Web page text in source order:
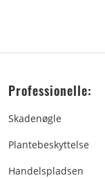
Professionelle:
Skadenøgle
Plantebeskyttelse
Handelspladsen